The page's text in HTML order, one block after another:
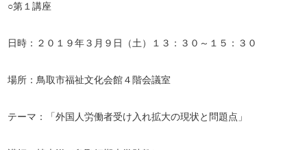
○第１講座
日時：２０１９年３月９日（土）１３：３０～１５：３０
場所：鳥取市福祉文化会館４階会議室
テーマ：「外国人労働者受け入れ拡大の現状と問題点」